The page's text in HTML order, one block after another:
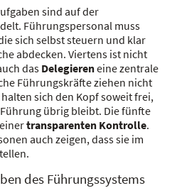
sind auf der
Führungspersonal muss
sich selbst steuern und klar
abdecken. Viertens ist nicht
das Delegiereneine zentrale
Führungskräfte ziehen nicht
sich den Kopf soweit frei,
übrig bleibt. Die fünfte
transparenten Kontrolle.
auch zeigen, dass sie im
des Führungssystems